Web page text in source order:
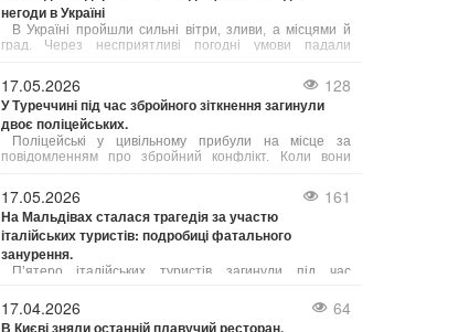
негоди в Україні
В Україні пройшли сильні вітри, зливи, а місцями й
град. Через несприятливі погодні умови падали
17.05.2026 128
У Туреччині під час збройного зіткнення загинули
двоє поліцейських.
Поліцейські у цивільному прибули на місце за
повідомленням про збройний конфлікт. Коли вони
них вогонь, що призвело до смертельних поранень
двох співробітників поліції.
17.05.2026 161
На Мальдівах сталася трагедія за участю
італійських туристів: подробиці фатального
занурення.
П’ятеро італійських туристів загинули під час
Несприятлива подія трапилася в атолі Вааву на
глибині приблизно 50 метрів.
17.04.2026 64
В Києві зняли останній плавучий ресторан.